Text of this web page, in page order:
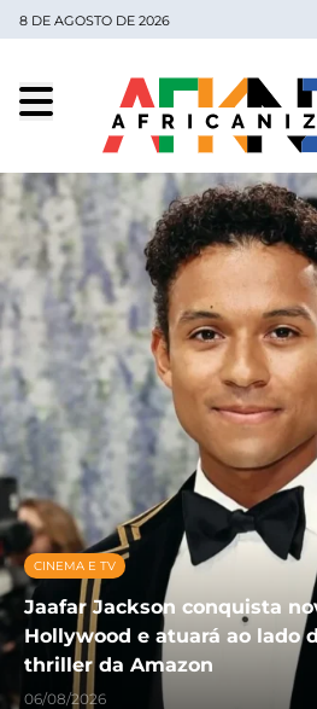
8 DE AGOSTO DE 2026
CINEMA E TV
Jaafar Jackson conquista
Hollywood e atuará ao lado
thriller da Amazon
06/08/2026